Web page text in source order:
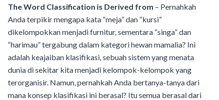
The Word Classification is Derived from – Pernahkah
Anda terpikir mengapa kata “meja” dan “kursi”
dikelompokkan menjadi furnitur, sementara “singa” dan
“harimau” tergabung dalam kategori hewan mamalia? Ini
adalah keajaiban klasifikasi, sebuah sistem yang menata
dunia di sekitar kita menjadi kelompok-kelompok yang
terorganisir. Namun, pernahkah Anda bertanya-tanya dari
mana konsep klasifikasi ini berasal? Itu semua berasal dari